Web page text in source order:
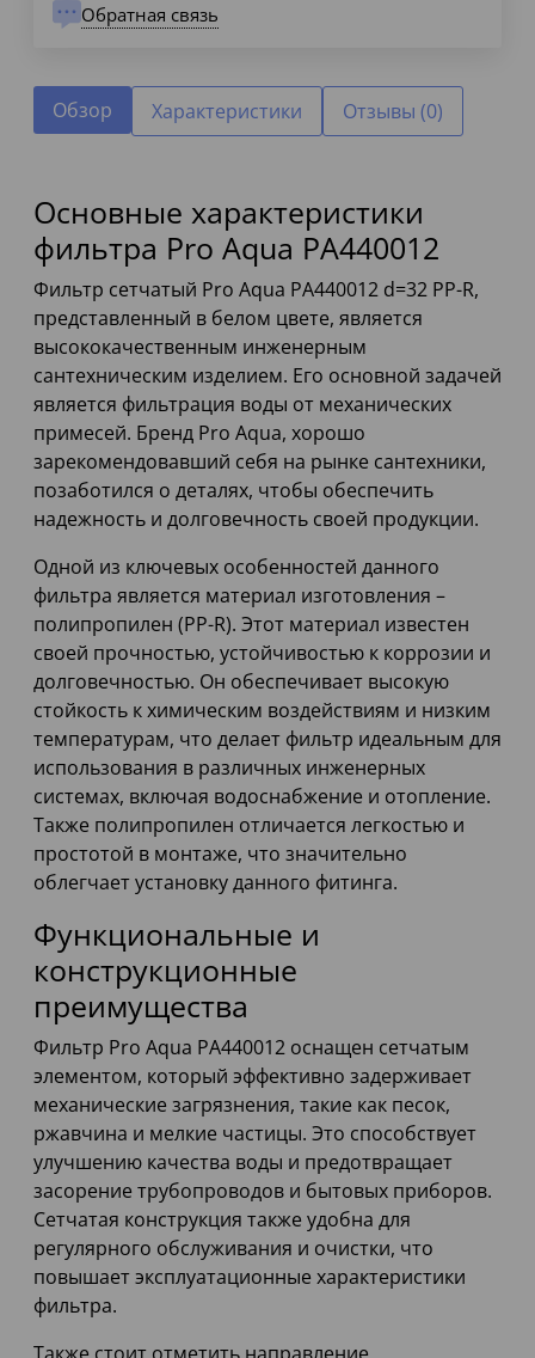
Обратная связь
Обзор Характеристики Отзывы (0)
Основные характеристики
фильтра Pro Aqua PA440012
Фильтр сетчатый Pro Aqua PA440012 d=32 PP-R,
представленный в белом цвете, является
высококачественным инженерным
сантехническим изделием. Его основной задачей
является фильтрация воды от механических
примесей. Бренд Pro Aqua, хорошо
зарекомендовавший себя на рынке сантехники,
позаботился о деталях, чтобы обеспечить
надежность и долговечность своей продукции.
Одной из ключевых особенностей данного
фильтра является материал изготовления –
полипропилен (PP-R). Этот материал известен
своей прочностью, устойчивостью к коррозии и
долговечностью. Он обеспечивает высокую
стойкость к химическим воздействиям и низким
температурам, что делает фильтр идеальным для
использования в различных инженерных
системах, включая водоснабжение и отопление.
Также полипропилен отличается легкостью и
простотой в монтаже, что значительно
облегчает установку данного фитинга.
Функциональные и
конструкционные
преимущества
Фильтр Pro Aqua PA440012 оснащен сетчатым
элементом, который эффективно задерживает
механические загрязнения, такие как песок,
ржавчина и мелкие частицы. Это способствует
улучшению качества воды и предотвращает
засорение трубопроводов и бытовых приборов.
Сетчатая конструкция также удобна для
регулярного обслуживания и очистки, что
повышает эксплуатационные характеристики
фильтра.